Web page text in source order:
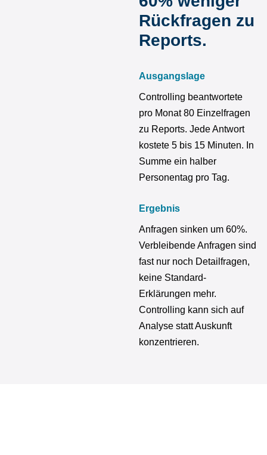
Rückfragen zu
Reports.
Ausgangslage
Controlling beantwortete
pro Monat 80 Einzelfragen
zu Reports. Jede Antwort
kostete 5 bis 15 Minuten. In
Summe ein halber
Personentag pro Tag.
Ergebnis
Anfragen sinken um 60%.
Verbleibende Anfragen sind
fast nur noch Detailfragen,
keine Standard-
Erklärungen mehr.
Controlling kann sich auf
Analyse statt Auskunft
konzentrieren.